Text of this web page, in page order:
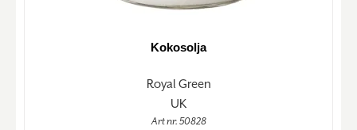
Kokosolja
Royal Green
UK
Art nr. 50828